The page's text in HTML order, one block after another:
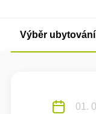
Výběr ubytování